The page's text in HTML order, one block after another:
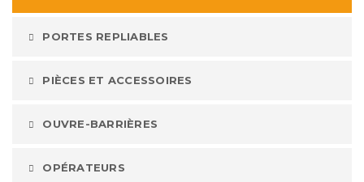
PORTES REPLIABLES
PIÈCES ET ACCESSOIRES
OUVRE-BARRIÈRES
OPÉRATEURS